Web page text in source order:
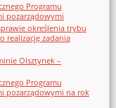
Programu
pozarządowymi
określenia trybu
realizację zadania
Olsztynek –
Programu
pozarządowymi na rok